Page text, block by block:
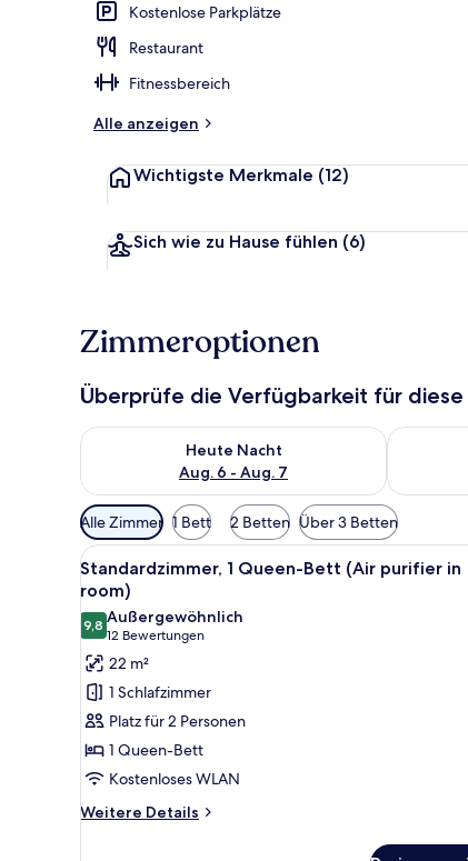
w
Kostenlose Parkplätze
Restaurant
Fitnessbereich
Alle anzeigen
Wichtigste Merkmale (12)
Sich wie zu Hause fühlen (6)
Zimmeroptionen
Überprüfe die Verfügbarkeit für diese
Heute Nacht
Aug. 6 - Aug. 7
Überprüfe die Verfügbarkeit für heute Nacht,
Verfügbare
Filter
für
Zimmer
Alle Zimmer 1 Bett 2 Betten Über 3 Betten
Alle
Fotos
für
Standardzimmer,
1
Queen-
Bett
(Air
purifier
in
room)
Ein modernes
5
Standardzimmer, 1 Queen-Bett (Air purifier in
room)
9,89,8 von 10
Außergewöhnlich
12 Bewertungen
(12
Bewertungen)
22 m²
1 Schlafzimmer
Platz für 2 Personen
1 Queen-Bett
Kostenloses WLAN
Weitere Details
Weitere